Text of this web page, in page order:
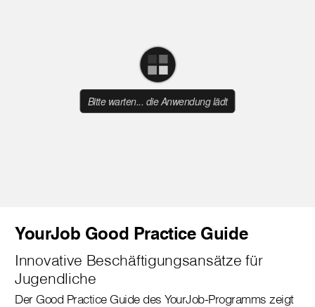
YourJob Good Practice Guide
Innovative Beschäftigungsansätze für
Jugendliche
Der Good Practice Guide des YourJob-Programms zeigt